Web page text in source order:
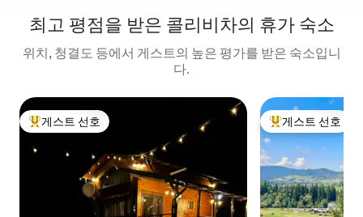
최고 평점을 받은 콜리비차의 휴가 숙소
위치, 청결도 등에서 게스트의 높은 평가를 받은 숙소입니
다.
상위 게스트 선호
게스트 선호 상위 게스트 선호
게스트 선호